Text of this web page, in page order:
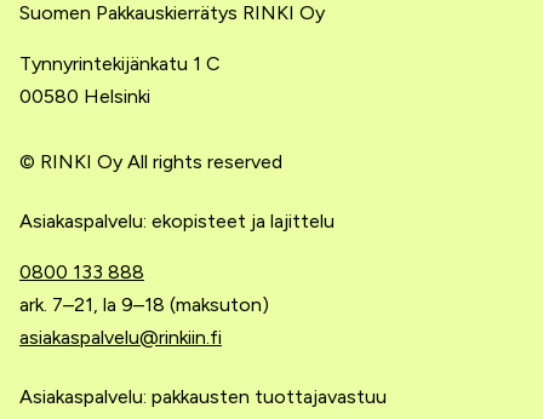
Suomen Pakkauskierrätys RINKI Oy
Tynnyrintekijänkatu 1 C
00580 Helsinki
© RINKI Oy All rights reserved
Asiakaspalvelu: ekopisteet ja lajittelu
0800 133 888
ark. 7–21, la 9–18 (maksuton)
asiakaspalvelu@rinkiin.fi
Asiakaspalvelu: pakkausten tuottajavastuu